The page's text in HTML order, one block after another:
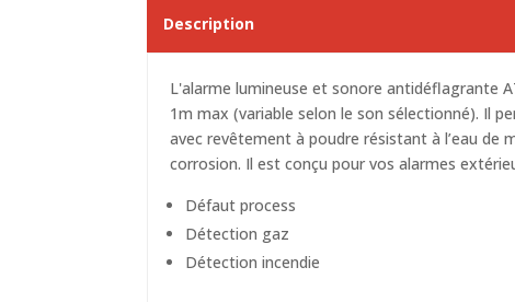
Description
L'alarme lumineuse et sonore antidéflagrante
1m max (variable selon le son sélectionné). Il
avec revêtement à poudre résistant à l’eau
corrosion. Il est conçu pour vos alarmes
Défaut process
Détection gaz
Détection incendie